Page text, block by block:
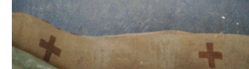
HD 1959. év
HD 1961. év